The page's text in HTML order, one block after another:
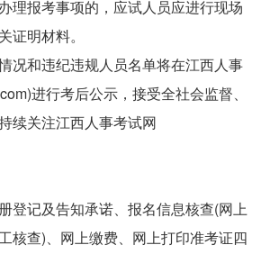
理报考事项的，应试人员应进行现场
证明材料。
况和违纪违规人员名单将在江西人事
进行考后公示，接受全社会监督、
续关注江西人事考试网
登记及告知承诺、报名信息核查(网上
核查)、网上缴费、网上打印准考证四